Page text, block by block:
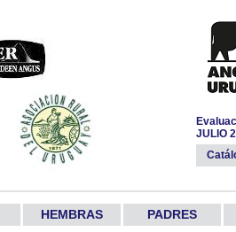
JULIO
HEMBRAS PADRES